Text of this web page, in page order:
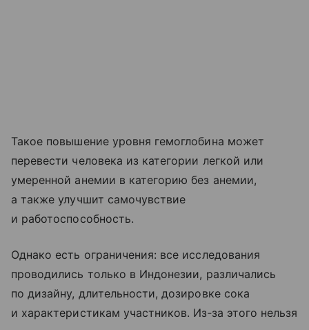
Такое повышение уровня гемоглобина может
перевести человека из категории легкой или
умеренной анемии в категорию без анемии,
а также улучшит самочувствие
и работоспособность.
Однако есть ограничения: все исследования
проводились только в Индонезии, различались
по дизайну, длительности, дозировке сока
и характеристикам участников. Из‑за этого нельзя